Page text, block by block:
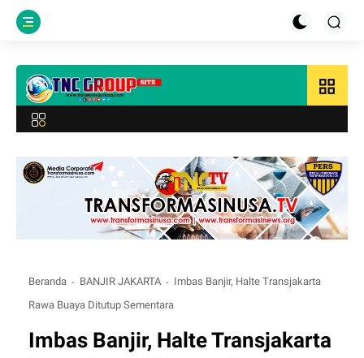
grid_view
Beranda BANJIR JAKARTA
Imbas Banjir, Halte Transjakarta
Rawa Buaya Ditutup Sementara
Imbas Banjir, Halte Transjakarta